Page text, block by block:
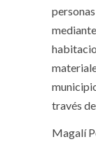
través
Magalí